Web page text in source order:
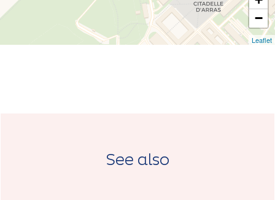
−
Leaflet
See also